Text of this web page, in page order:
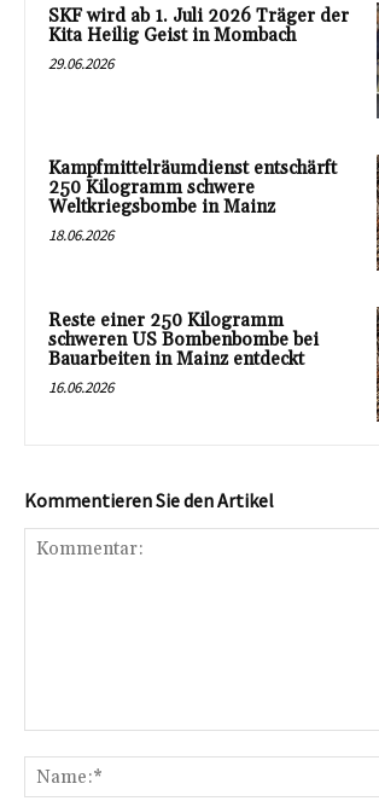
SKF wird ab 1. Juli 2026 Träger der
Kita Heilig Geist in Mombach
29.06.2026
Kampfmittelräumdienst entschärft
250 Kilogramm schwere
Weltkriegsbombe in Mainz
18.06.2026
Reste einer 250 Kilogramm
schweren US Bombenbombe bei
Bauarbeiten in Mainz entdeckt
16.06.2026
Kommentieren Sie den Artikel